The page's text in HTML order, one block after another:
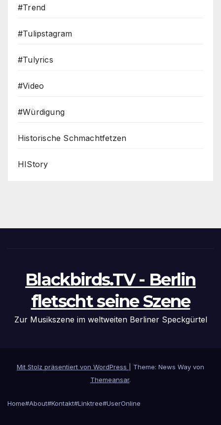
#Trend
#Tulipstagram
#Tulyrics
#Video
#Würdigung
Historische Schmachtfetzen
HIStory
Blackbirds.TV - Berlin
fletscht seine Szene
Zur Musikszene im weltweiten Berliner Speckgürtel
Mit Stolz präsentiert von WordPress
Theme: News Way von
Themeansar.
Home#About#Kontakt#Linktree#UserOnline